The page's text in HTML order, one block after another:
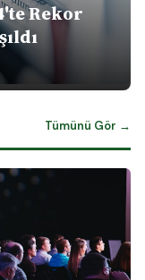
Rekor
Tümünü Gör →